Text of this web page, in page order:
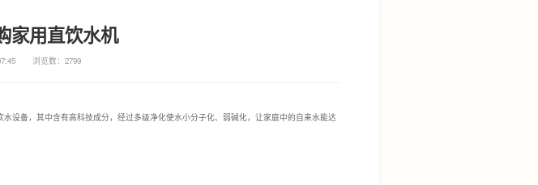
家用直饮水机
浏览数：2799
设备，其中含有高科技成分，经过多级净化使水小分子化、弱碱化，让家庭中的自来水能达